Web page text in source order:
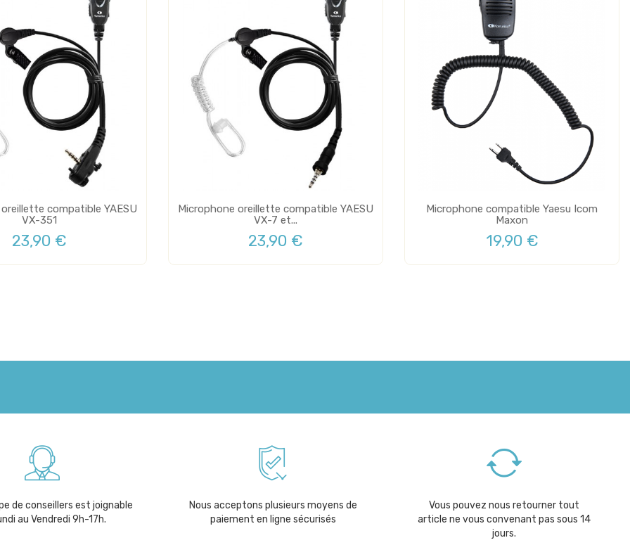
compatible YAESU
VX-351
23,90 €
Microphone oreillette compatible YAESU
VX-7 et...
23,90 €
Microphone compatible Yaesu Icom
Maxon
19,90 €
de conseillers est joignable
au Vendredi 9h-17h.
Nous acceptons plusieurs moyens de
paiement en ligne sécurisés
Vous pouvez nous retourner tout
article ne vous convenant pas sous 14
jours.